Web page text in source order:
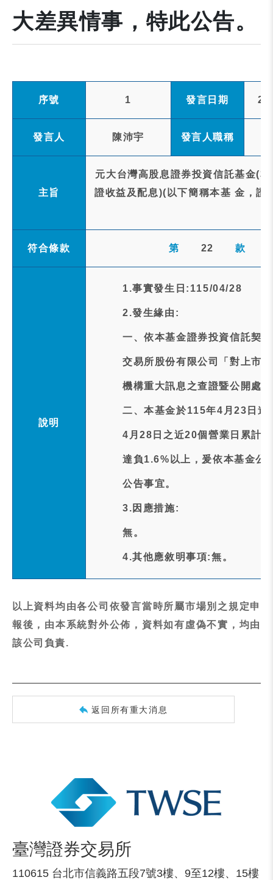
大差異情事，特此公告。
序號 1 發言日期
發言人 陳沛宇 發言人職稱
主旨
元大台灣高股息證券投資信託基金(
證收益及配息)(以下簡稱本基 金，證
符合條款 第 22 款
說明
1.事實發生日:115/04/28
2.發生緣由:
一、依本基金證券投資信託契
交易所股份有限公司「對上市
機構重大訊息之查證暨公開處
二、本基金於115年4月23日進
4月28日之近20個營業日累
達負1.6%以上，爰依本基金公
公告事宜。
3.因應措施:
無。
4.其他應敘明事項:無。
以上資料均由各公司依發言當時所屬市場別之規定申
報後，由本系統對外公佈，資料如有虛偽不實，均由
該公司負責.
返回所有重大消息
臺灣證券交易所
110615 台北市信義路五段7號3樓、9至12樓、15樓